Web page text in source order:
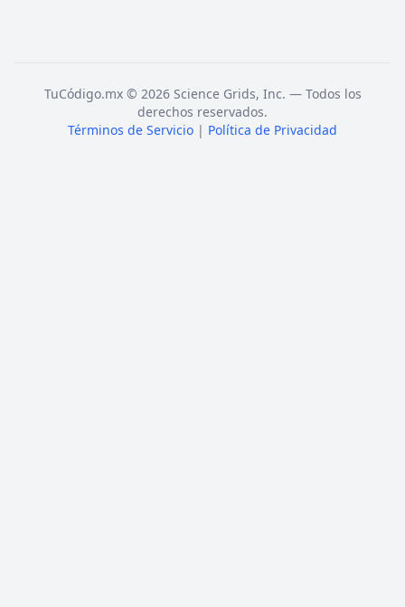
TuCódigo.mx © 2026 Science Grids, Inc. — Todos los
derechos reservados.
Términos de Servicio | Política de Privacidad